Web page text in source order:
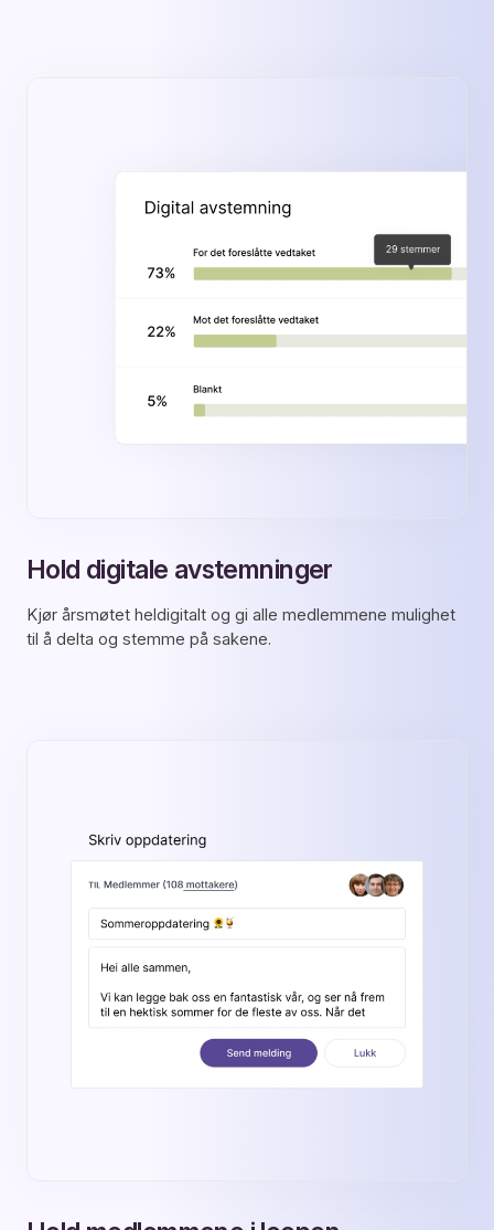
Hold digitale avstemninger
Kjør årsmøtet heldigitalt og gi alle medlemmene mulighet
til å delta og stemme på sakene.